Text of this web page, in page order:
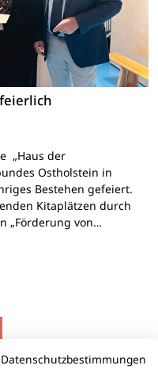
„Haus der
Ostholstein in
Bestehen gefeiert.
Kitaplätzen durch
„Förderung von…
Datenschutzbestimmungen